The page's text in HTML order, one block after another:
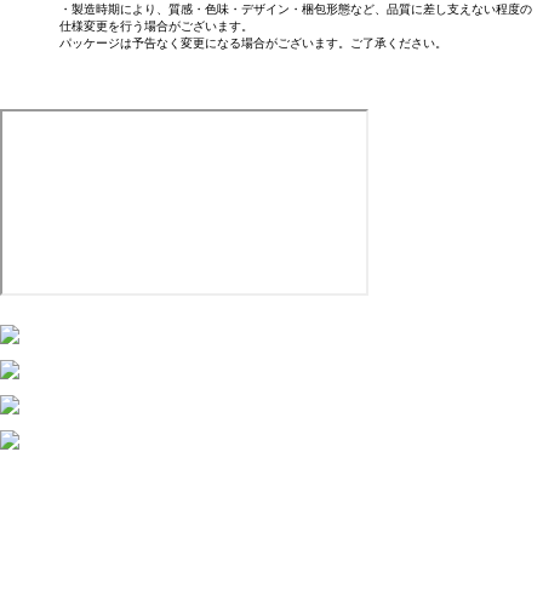
・製造時期により、質感・色味・デザイン・梱包形態など、品質に差し支えない程度の
仕様変更を行う場合がございます。
パッケージは予告なく変更になる場合がございます。ご了承ください。